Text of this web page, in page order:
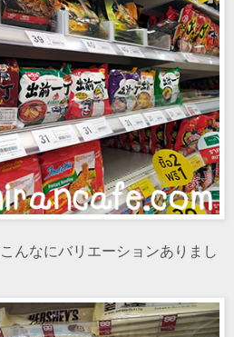
んなにバリエーションありまし